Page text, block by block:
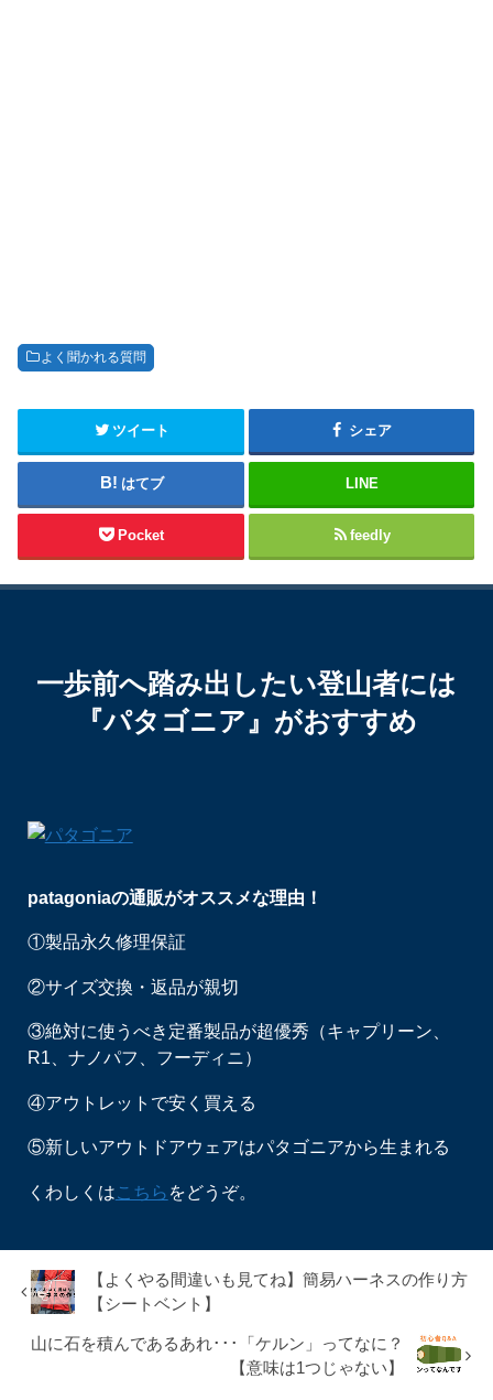
よく聞かれる質問
ツイート シェア
はてブ LINE
Pocket feedly
一歩前へ踏み出したい登山者には
『パタゴニア』がおすすめ
patagoniaの通販がオススメな理由！
①製品永久修理保証
②サイズ交換・返品が親切
③絶対に使うべき定番製品が超優秀（キャプリーン、
R1、ナノパフ、フーディニ）
④アウトレットで安く買える
⑤新しいアウトドアウェアはパタゴニアから生まれる
くわしくはこちら をどうぞ。
【よくやる間違いも見てね】簡易ハーネスの作り方
【シートベント】
山に石を積んであるあれ･･･「ケルン」ってなに？
【意味は1つじゃない】